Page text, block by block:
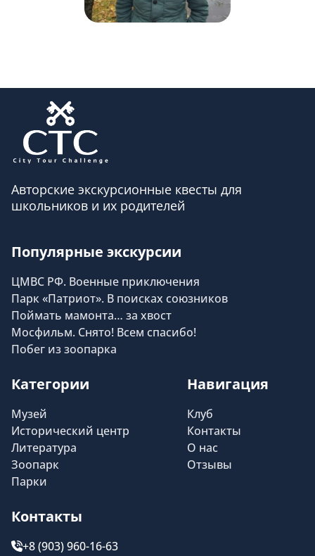
Авторские экскурсионные квесты для
школьников и их родителей
Популярные экскурсии
ЦМВС РФ. Военные приключения
Парк «Патриот». В поисках союзников
Поймать мамонта… за хвост
Мосфильм. Снято! Всем спасибо!
Побег из зоопарка
Категории
Музей
Исторический центр
Литература
Зоопарк
Парки
Навигация
Клуб
Контакты
О нас
Отзывы
Контакты
+8 (903) 960-16-63